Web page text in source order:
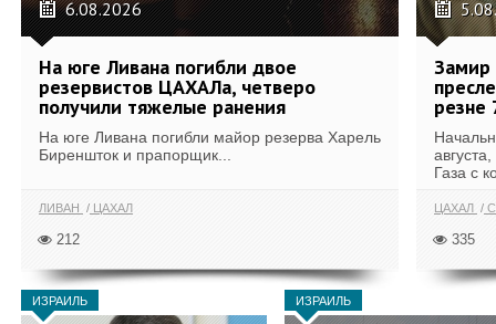
6.08.2026
На юге Ливана погибли двое
резервистов ЦАХАЛа, четверо
получили тяжелые ранения
На юге Ливана погибли майор резерва Харель
Биреншток и прапорщик...
ЛИВАН ЦАХАЛ
212
Замир
резне
Газа с
ЦАХАЛ
335
ИЗРАИЛЬ ИЗРАИЛЬ